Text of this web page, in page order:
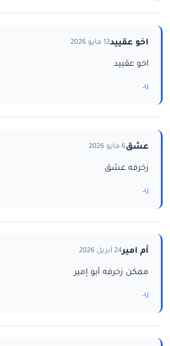
اخو عقييد12 مايو 2026
اخو عقييد
رد
عشق6 مايو 2026
زخرفه عشق
رد
أم امير24 أبريل 2026
ممكن زخرفه أبو إمير
رد